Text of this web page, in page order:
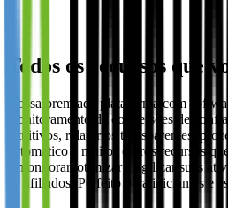
Todos os recursos que
Nossa premiada plataforma com
monitoramento de conversões de
intuitivos, relatórios transparentes,
automático e muitos outros recursos
a monitorar, otimizar e agilizar suas
de afiliados. Perfeito para iniciantes e